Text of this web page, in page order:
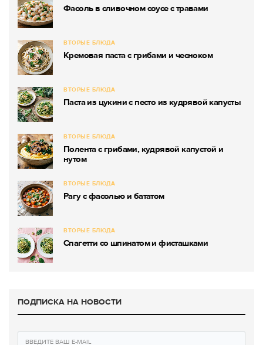
Фасоль в сливочном соусе с травами
ВТОРЫЕ БЛЮДА
Кремовая паста с грибами и чесноком
ВТОРЫЕ БЛЮДА
Паста из цукини с песто из кудрявой капусты
ВТОРЫЕ БЛЮДА
Полента с грибами, кудрявой капустой и
нутом
ВТОРЫЕ БЛЮДА
Рагу с фасолью и бататом
ВТОРЫЕ БЛЮДА
Спагетти со шпинатом и фисташками
ПОДПИСКА НА НОВОСТИ